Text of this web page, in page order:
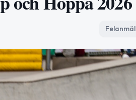
Felanmäl